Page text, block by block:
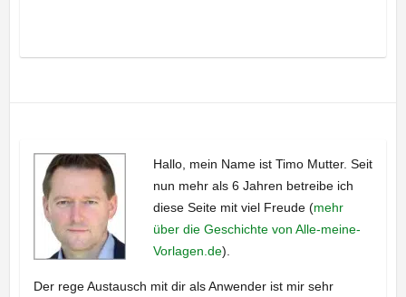
Hallo, mein Name ist Timo Mutter. Seit
nun mehr als 6 Jahren betreibe ich
diese Seite mit viel Freude (mehr
über die Geschichte von Alle-meine-
Vorlagen.de).
Der rege Austausch mit dir als Anwender ist mir sehr